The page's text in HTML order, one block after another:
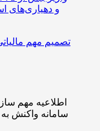
اطلاعیه مهم